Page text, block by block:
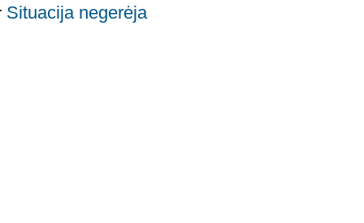
Situacija negerėja